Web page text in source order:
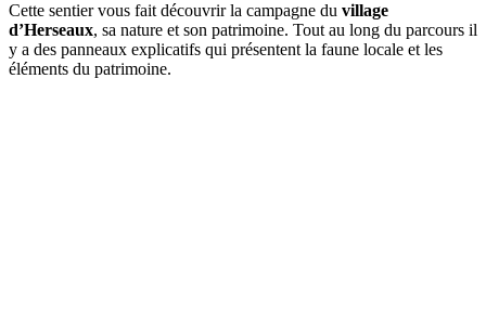
Cette sentier vous fait découvrir la campagne du village
d’Herseaux, sa nature et son patrimoine. Tout au long du parcours il
y a des panneaux explicatifs qui présentent la faune locale et les
éléments du patrimoine.